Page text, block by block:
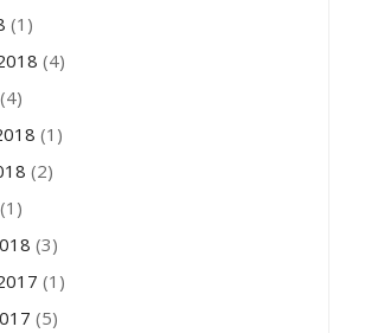
(1)
(4)
(4)
(1)
(2)
(1)
(3)
(1)
(5)